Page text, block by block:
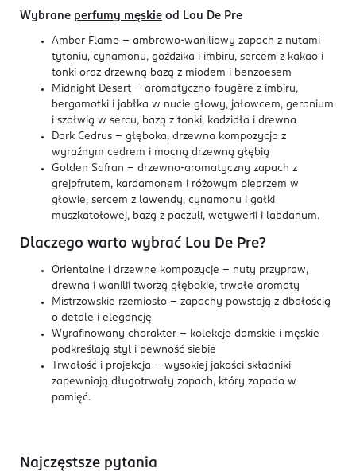
Wybrane perfumy męskie od Lou De Pre
Amber Flame – ambrowo-waniliowy zapach z nutami
tytoniu, cynamonu, goździka i imbiru, sercem z kakao i
tonki oraz drzewną bazą z miodem i benzoesem
Midnight Desert – aromatyczno-fougère z imbiru,
bergamotki i jabłka w nucie głowy, jałowcem, geranium
i szałwią w sercu, bazą z tonki, kadzidła i drewna
Dark Cedrus – głęboka, drzewna kompozycja z
wyraźnym cedrem i mocną drzewną głębią
Golden Safran – drzewno-aromatyczny zapach z
grejpfrutem, kardamonem i różowym pieprzem w
głowie, sercem z lawendy, cynamonu i gałki
muszkatołowej, bazą z paczuli, wetywerii i labdanum.
Dlaczego warto wybrać Lou De Pre?
Orientalne i drzewne kompozycje – nuty przypraw,
drewna i wanilii tworzą głębokie, trwałe aromaty
Mistrzowskie rzemiosło – zapachy powstają z dbałością
o detale i elegancję
Wyrafinowany charakter – kolekcje damskie i męskie
podkreślają styl i pewność siebie
Trwałość i projekcja – wysokiej jakości składniki
zapewniają długotrwały zapach, który zapada w
pamięć.
Najczęstsze pytania